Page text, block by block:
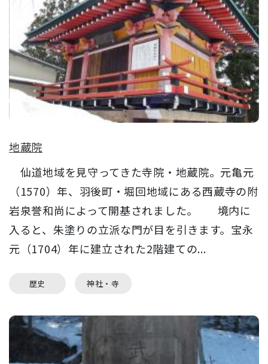
地蔵院
仙道地域を見守ってきた寺院・地蔵院。元亀元
（1570）年、羽後町・堀回地域にある西蔵寺の附
岩泉誉和尚によって開基されました。 境内に
入ると、朱塗りの立派な門が目を引きます。宝永
元（1704）年に建立された2階建ての...
歴史 神社・寺